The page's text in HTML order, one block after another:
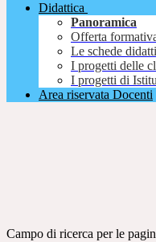
Didattica
Panoramica
Offerta
Le schede
I progetti delle
I progetti di
Area riservata Docenti
Campo di ricerca per le